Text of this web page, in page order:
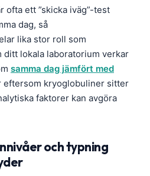
ofta ett ”skicka iväg”-test
dag, så
lika stor roll som
ditt lokala laboratorium verkar
samma dag jämfört med
eftersom kryoglobuliner sitter
faktorer kan avgöra
och typning